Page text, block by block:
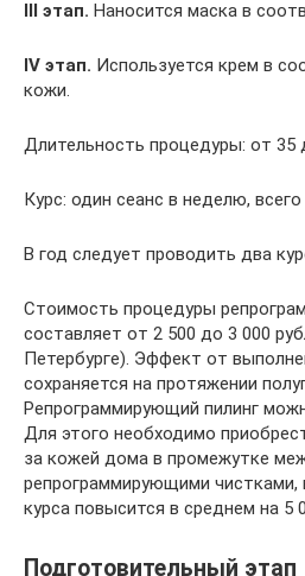
III этап. Наносится маска в
IV этап. Используется крем в
кожи.
Длительность процедуры: от 35
Курс: один сеанс в неделю,
В год следует проводить два
Стоимость процедуры
составляет от 2 500 до 3 000
Петербурге). Эффект от
сохраняется на протяжении
Репрограммирующий пилинг
Для этого необходимо
за кожей дома в промежутке
репрограммирующими чистками,
курса повысится в среднем на 5
Подготовительный этап